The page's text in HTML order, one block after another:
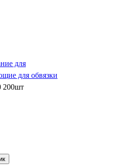
для
для обвязки
200шт